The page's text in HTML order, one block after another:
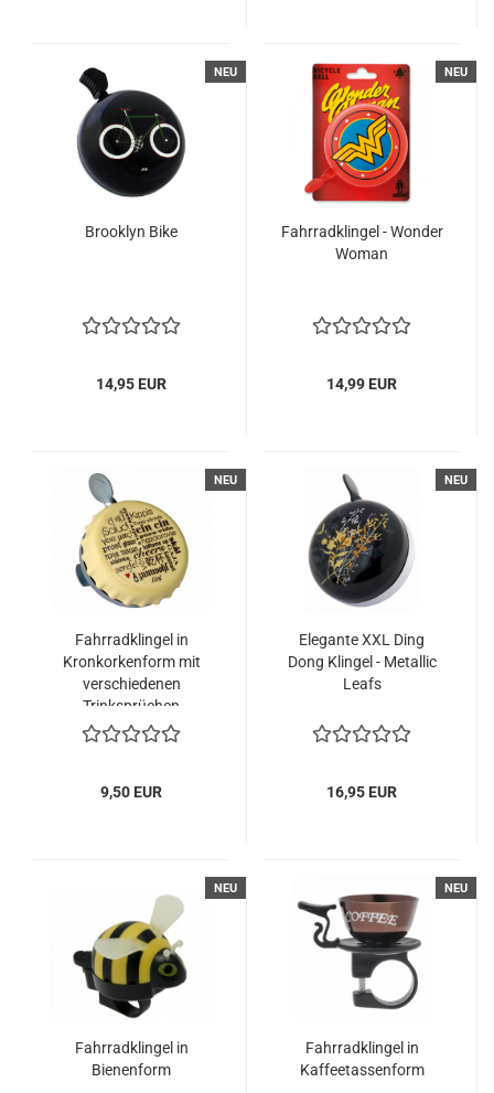
NEU
Brooklyn Bike
14,95 EUR
NEU
Fahrradklingel - Wonder
Woman
14,99 EUR
NEU
Fahrradklingel in
Kronkorkenform mit
verschiedenen
Trinksprüchen
9,50 EUR
NEU
Elegante XXL Ding
Dong Klingel - Metallic
Leafs
16,95 EUR
NEU
Fahrradklingel in
Bienenform
NEU
Fahrradklingel in
Kaffeetassenform